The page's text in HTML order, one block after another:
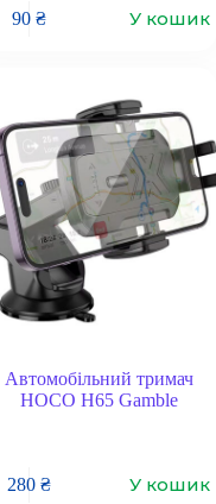
90 ₴ У кошик
Автомобільний тримач
HOCO H65 Gamble
280 ₴ У кошик